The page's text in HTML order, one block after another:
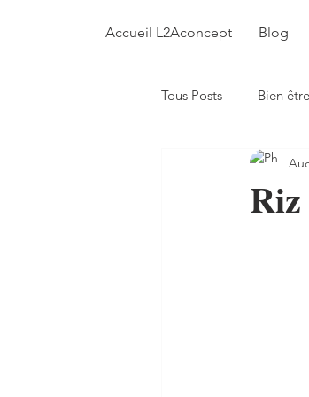
Accueil L2Aconcept Blog
Tous Posts Bien être